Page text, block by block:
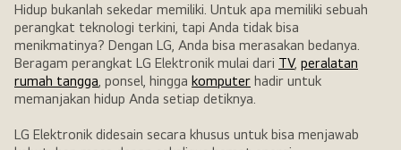
Hidup bukanlah sekedar memiliki. Untuk apa memiliki sebuah
perangkat teknologi terkini, tapi Anda tidak bisa
menikmatinya? Dengan LG, Anda bisa merasakan bedanya.
Beragam perangkat LG Elektronik mulai dari TV, peralatan
rumah tangga, ponsel, hingga komputer hadir untuk
memanjakan hidup Anda setiap detiknya.
LG Elektronik didesain secara khusus untuk bisa menjawab